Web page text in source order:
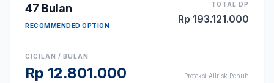
47 Bulan
RECOMMENDED OPTION
TOTAL DP
Rp 193.121.000
CICILAN / BULAN
Rp 12.801.000 Proteksi Allrisk Penuh